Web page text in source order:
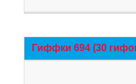
Гиффки 694 (30